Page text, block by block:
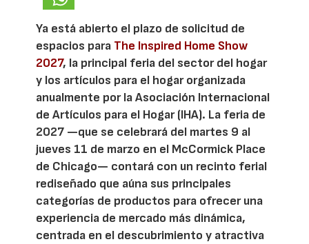
Ya está abierto el plazo de solicitud de
espacios para The Inspired Home Show
2027, la principal feria del sector del hogar
y los artículos para el hogar organizada
anualmente por la Asociación Internacional
de Artículos para el Hogar (IHA). La feria de
2027 —que se celebrará del martes 9 al
jueves 11 de marzo en el McCormick Place
de Chicago— contará con un recinto ferial
rediseñado que aúna sus principales
categorías de productos para ofrecer una
experiencia de mercado más dinámica,
centrada en el descubrimiento y atractiva